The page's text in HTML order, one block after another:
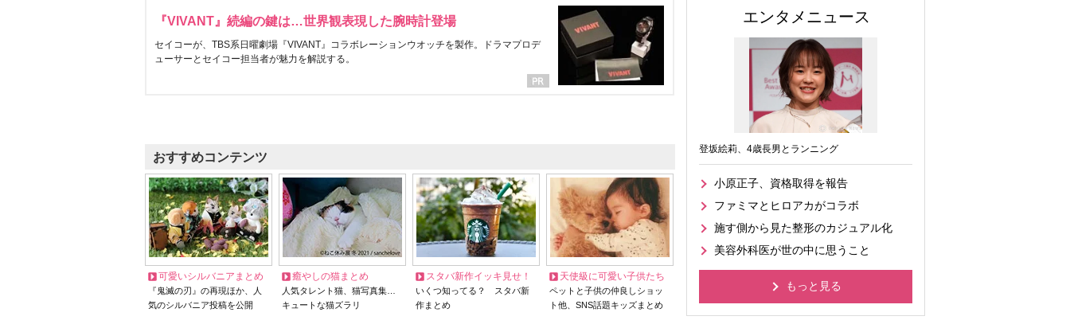
『VIVANT』続編の鍵は…世界観表現した腕時計登場
セイコーが、TBS系日曜劇場『VIVANT』コラボレーションウオッチを製作。ドラマプロデ
ューサーとセイコー担当者が魅力を解説する。
おすすめコンテンツ
可愛いシルバニアまとめ
『鬼滅の刃』の再現ほか、人
気のシルバニア投稿を公開
癒やしの猫まとめ
人気タレント猫、猫写真集…
キュートな猫ズラリ
スタバ新作イッキ見せ！
いくつ知ってる？ スタバ新
作まとめ
天使級に可愛い子供たち
ペットと子供の仲良しショッ
ト他、SNS話題キッズまとめ
エンタメニュース
登坂絵莉、4歳長男とランニング
小原正子、資格取得を報告
ファミマとヒロアカがコラボ
施す側から見た整形のカジュアル化
美容外科医が世の中に思うこと
もっと見る